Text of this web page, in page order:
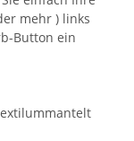
mehr ) links
Button ein
textilummantelt